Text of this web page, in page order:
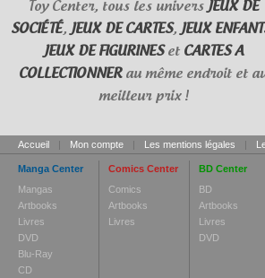
Toy Center, tous les univers JEUX DE
SOCIÉTÉ, JEUX DE CARTES, JEUX
JEUX DE FIGURINESet CARTES A
COLLECTIONNERau même endroit et
meilleur prix !
Accueil | Mon compte | Les mentions légales |
Manga Center
Mangas
Artbooks
Livres
DVD
Blu-Ray
CD
Comics Center
Comics
Artbooks
Livres
BD Center
BD
Artbooks
Livres
DVD